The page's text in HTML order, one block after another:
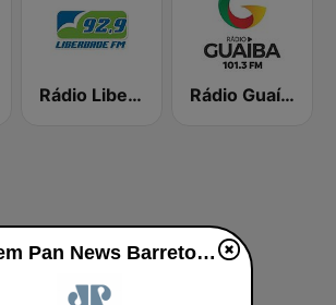
Rádio Liberdade FM 92.9 Rádio Guaíba
Jovem Pan News Barretos ao vivo